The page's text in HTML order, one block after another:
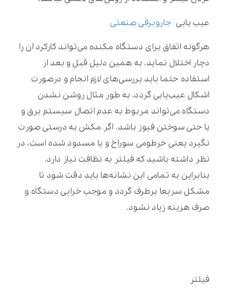
عیب یابی جاروبرقی صنعتی
هرگونه اتفاق برای دستگاه مکنده می‌تواند کارکرد آن را
دچار اختلال نماید. به همین دلیل قبل و بعد از
استفاده حتما باید بررسی‌های لازم انجام و درصورت
اشکال عیب‌یابی گردد. به طور مثال روشن نشدن
دستگاه می‌تواند مربوط به عدم اتصال سیستم برق و
یا حتی سوختن فیوز باشد. اگر مکش به درستی صورت
نگیرد یعنی خرطومی سوراخ و یا مسدود شده است، در
نظر داشته باشید که فیلتر به نظافت نیاز دارد.
بنابراین به تمامی این نشانه‌ها باید دقت شود تا
مشکل سریعا برطرف گردد و موجب خرابی دستگاه و
صرف هزینه زیاد نشود.
فیلتر